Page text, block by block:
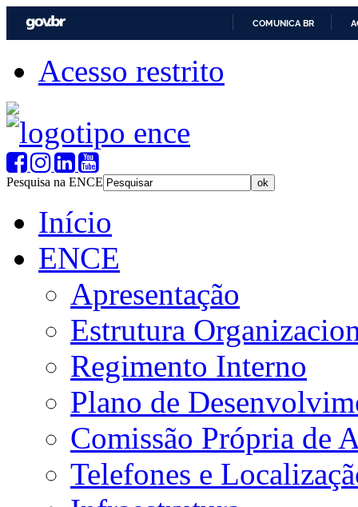
COMUNICA BR
Acesso restrito
Pesquisa na ENCE
Início
ENCE
Apresentação
Estrutura
Regimento Interno
Plano de
Comissão Própria de
Telefones e